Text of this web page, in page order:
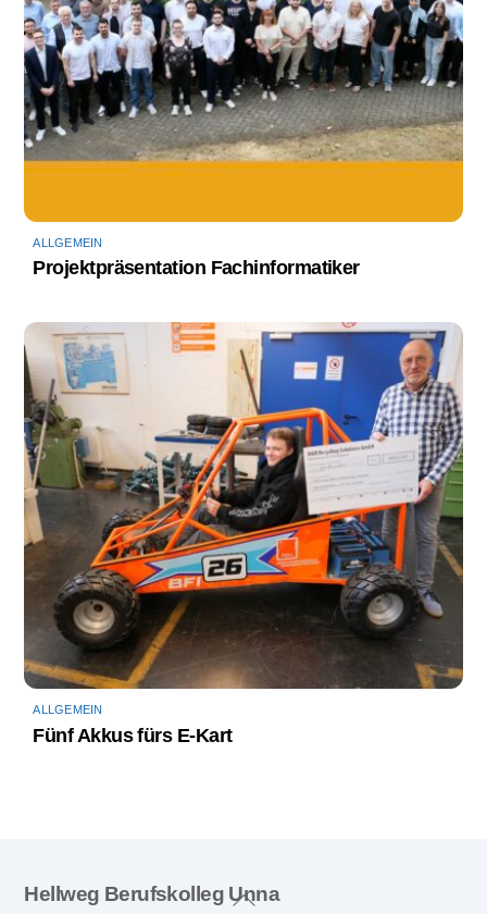
ALLGEMEIN
Projektpräsentation Fachinformatiker
ALLGEMEIN
Fünf Akkus fürs E-Kart
Back
To
Hellweg Berufskolleg Unna